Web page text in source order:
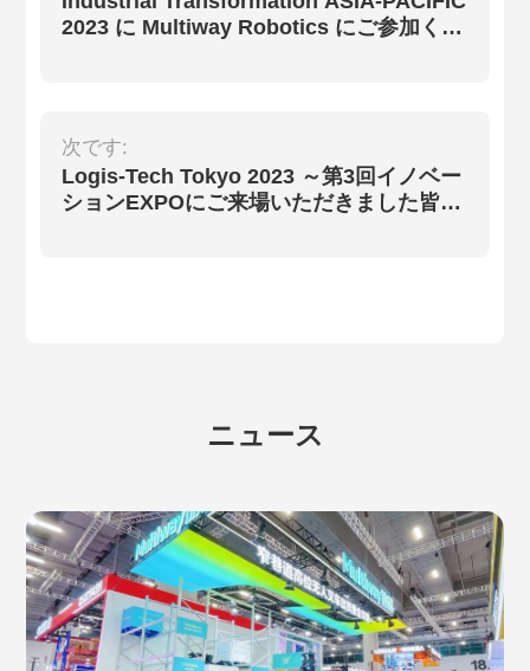
2023 に Multiway Robotics にご参加くだ
次です:
Logis-Tech Tokyo 2023 ～第3回イノベー
ションEXPOにご来場いただきました皆さ
ニュース